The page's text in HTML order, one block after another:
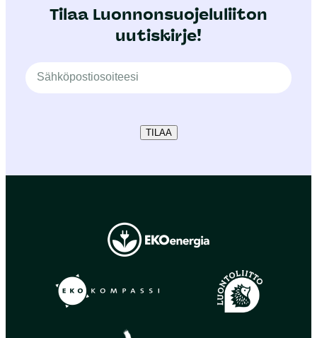
Tilaa Luonnonsuojeluliiton
uutiskirje!
TILAA